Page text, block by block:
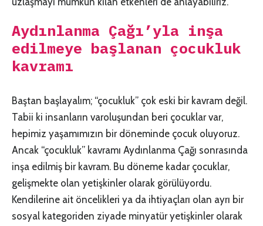
Aydınlanma Çağı’yla inşa
edilmeye başlanan çocukluk
kavramı
Baştan başlayalım; “çocukluk” çok eski bir kavram değil.
Tabii ki insanların varoluşundan beri çocuklar var,
hepimiz yaşamımızın bir döneminde çocuk oluyoruz.
Ancak “çocukluk” kavramı Aydınlanma Çağı sonrasında
inşa edilmiş bir kavram. Bu döneme kadar çocuklar,
gelişmekte olan yetişkinler olarak görülüyordu.
Kendilerine ait öncelikleri ya da ihtiyaçları olan ayrı bir
sosyal kategoriden ziyade minyatür yetişkinler olarak